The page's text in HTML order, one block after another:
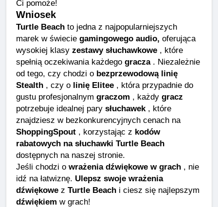
Ci pomoże!
Wniosek
Turtle Beach to jedna z najpopularniejszych
marek w świecie gamingowego audio, oferująca
wysokiej klasy zestawy słuchawkowe , które
spełnią oczekiwania każdego gracza. Niezależnie
od tego, czy chodzi o bezprzewodową linię
Stealth , czy o linię Elitee , która przypadnie do
gustu profesjonalnym graczom , każdy gracz
potrzebuje idealnej pary słuchawek , które
znajdziesz w bezkonkurencyjnych cenach na
ShoppingSpout , korzystając z kodów
rabatowych na słuchawki Turtle Beach
dostępnych na naszej stronie.
Jeśli chodzi o wrażenia dźwiękowe w grach , nie
idź na łatwiznę. Ulepsz swoje wrażenia
dźwiękowe z Turtle Beach i ciesz się najlepszym
dźwiękiem w grach!